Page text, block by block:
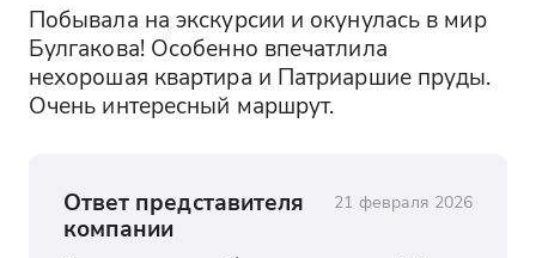
Побывала на экскурсии и окунулась в мир
Булгакова! Особенно впечатлила
нехорошая квартира и Патриаршие пруды.
Очень интересный маршрут.
Ответ представителя
компании
21 февраля 2026